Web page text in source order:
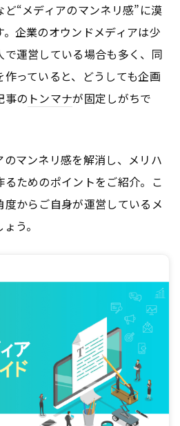
“メディアのマンネリ感”に漠
企業のオウンドメディアは少
運営している場合も多く、同
作っていると、どうしても企画
事の トンマナが固定しがちで
マンネリ感を解消し、メリハ
るためのポイントをご紹介。こ
からご自身が運営しているメ
う。